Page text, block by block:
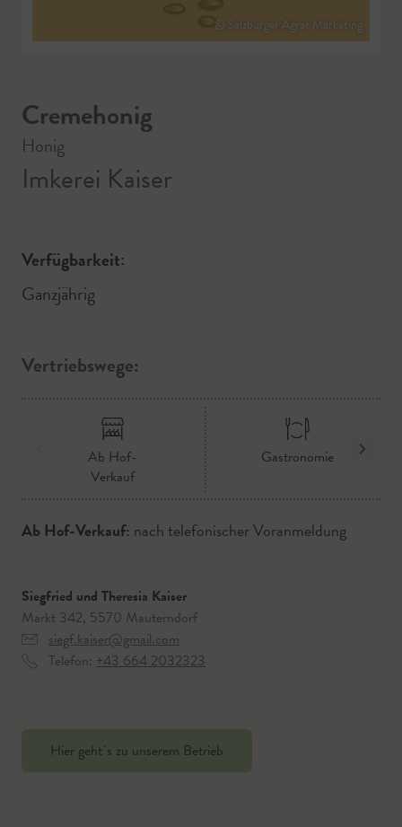
© Salzburger Agrar Marketing
Cremehonig
Honig
Imkerei Kaiser
Verfügbarkeit:
Ganzjährig
Vertriebswege:
Ab Hof-
Verkauf
Gastronomie
Ab Hof-Verkauf: nach telefonischer Voranmeldung
Siegfried und Theresia Kaiser
Markt 342, 5570 Mauterndorf
siegf.kaiser@gmail.com
Telefon: +43 664 2032323
Hier geht`s zu unserem Betrieb